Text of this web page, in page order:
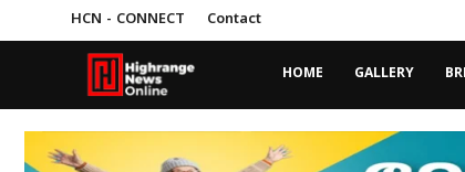
HCN - CONNECT Contact
HOME GALLERY